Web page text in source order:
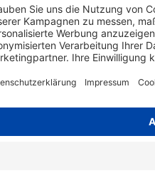
sparen Sie Druckkosten, ohne
– ideal für den täglichen